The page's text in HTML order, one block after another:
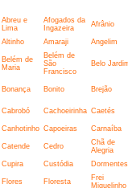
Abreu e
Lima
Afogados da
Ingazeira
Afrânio
Altinho Amaraji Angelim
Belém de
Maria
Belém de
São
Francisco
Belo
Bonança Bonito Brejão
Cabrobó
Cachoeirinha Caetés
Canhotinho Capoeiras Carnaíba
Catende Cedro
Chã de
Alegria
Cupira Custódia Dormentes
Flores Floresta
Frei
Miguelinho